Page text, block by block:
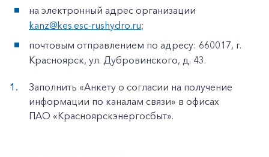
на электронный адрес организации
kanz@kes.esc-rushydro.ru;
почтовым отправлением по адресу: 660017, г.
Красноярск, ул. Дубровинского, д. 43.
Заполнить «Анкету о согласии на получение
информации по каналам связи» в офисах
ПАО «Красноярскэнергосбыт».